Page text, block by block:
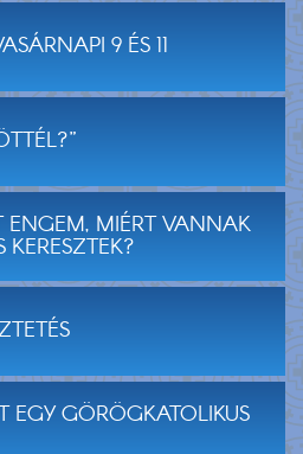
9 ÉS 11
ENGEM, MIÉRT VANNAK
EGY GÖRÖGKATOLIKUS